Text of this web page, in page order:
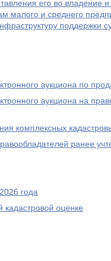
его во владение
малого и среднего
поддержки
аукциона по
аукциона на
комплексных
ранее
года
оценке